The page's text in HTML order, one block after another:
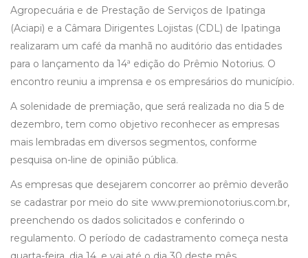
Agropecuária e de Prestação de Serviços de Ipatinga
(Aciapi) e a Câmara Dirigentes Lojistas (CDL) de Ipatinga
realizaram um café da manhã no auditório das entidades
para o lançamento da 14ª edição do Prêmio Notorius. O
encontro reuniu a imprensa e os empresários do município.
A solenidade de premiação, que será realizada no dia 5 de
dezembro, tem como objetivo reconhecer as empresas
mais lembradas em diversos segmentos, conforme
pesquisa on-line de opinião pública.
As empresas que desejarem concorrer ao prêmio deverão
se cadastrar por meio do site www.premionotorius.com.br,
preenchendo os dados solicitados e conferindo o
regulamento. O período de cadastramento começa nesta